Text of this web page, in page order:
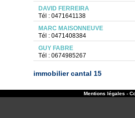
DAVID FERREIRA
Tél : 0471641138
MARC MAISONNEUVE
Tél : 0471408384
GUY FABRE
Tél : 0674985267
immobilier cantal 15
Mentions légales -